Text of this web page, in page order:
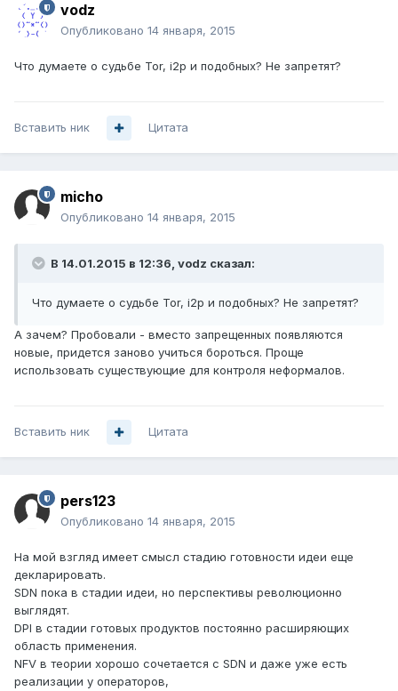
vodz
Опубликовано 14 января, 2015
Что думаете о судьбе Tor, i2p и подобных? Не запретят?
Вставить ник Цитата
micho
Опубликовано 14 января, 2015
В 14.01.2015 в 12:36, vodz сказал:
Что думаете о судьбе Tor, i2p и подобных? Не запретят?
А зачем? Пробовали - вместо запрещенных появляются
новые, придется заново учиться бороться. Проще
использовать существующие для контроля неформалов.
Вставить ник Цитата
pers123
Опубликовано 14 января, 2015
На мой взгляд имеет смысл стадию готовности идеи еще
декларировать.
SDN пока в стадии идеи, но перспективы революционно
выглядят.
DPI в стадии готовых продуктов постоянно расширяющих
область применения.
NFV в теории хорошо сочетается с SDN и даже уже есть
реализации у операторов,